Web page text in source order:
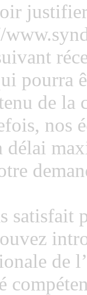
pourra
de
nos
délai
satisfait
de